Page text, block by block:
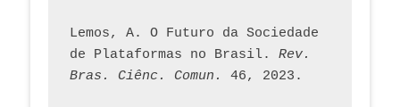
Lemos, A. O Futuro da Sociedade
de Plataformas no Brasil. Rev.
Bras. Ciênc. Comun.